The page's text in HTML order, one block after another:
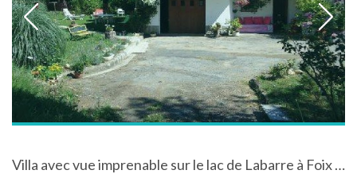
Villa avec vue imprenable sur le lac de Labarre à Foix en Ariège en Midi-Pyrénées